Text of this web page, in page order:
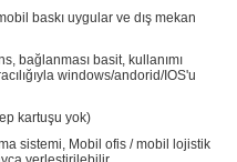
baskı uygular ve dış mekan
bağlanması basit, kullanımı
windows/andorid/IOS'u
kartuşu yok)
sistemi, Mobil ofis / mobil lojistik